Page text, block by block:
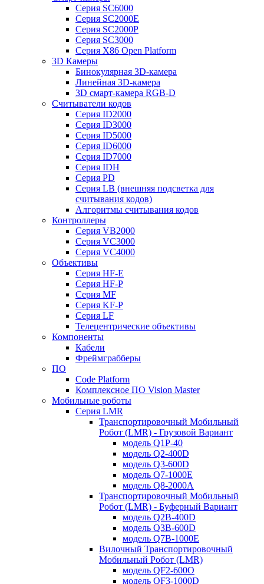
Серия SC6000
Серия SC2000E
Серия SC2000P
Серия SC3000
Серия X86 Open Platform
3D Камеры
Бинокулярная 3D-камера
Линейная 3D-камера
3D смарт-камера RGB-D
Считыватели кодов
Серия ID2000
Серия ID3000
Серия ID5000
Серия ID6000
Серия ID7000
Серия IDH
Серия PD
Серия LB (внешняя подсветка для
считывания кодов)
Алгоритмы считывания кодов
Контроллеры
Серия VB2000
Серия VC3000
Серия VC4000
Объективы
Серия HF-E
Серия HF-P
Серия MF
Серия KF-P
Серия LF
Телецентрические объективы
Компоненты
Кабели
Фреймграбберы
ПО
Code Platform
Комплексное ПО Vision Master
Мобильные роботы
Серия LMR
Транспортировочный Мобильный
Робот (LMR) - Грузовой Вариант
модель Q1P-40
модель Q2-400D
модель Q3-600D
модель Q7-1000E
модель Q8-2000A
Транспортировочный Мобильный
Робот (LMR) - Буферный Вариант
модель Q2B-400D
модель Q3B-600D
модель Q7B-1000E
Вилочный Транспортировочный
Мобильный Робот (LMR)
модель QF2-600O
модель QF3-1000D